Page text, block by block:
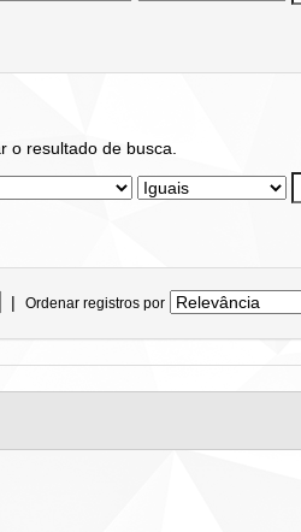
o resultado de busca.
| Ordenar registros por